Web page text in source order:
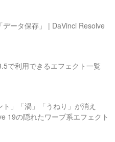
ータ保存」 | DaVinci Resolve
で利用できるエフェクト一覧
ト」「渦」「うねり」が消え
19の隠れたワープ系エフェクト